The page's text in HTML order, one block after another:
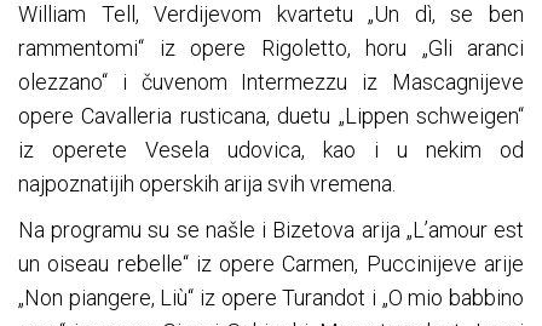
William Tell, Verdijevom kvartetu „Un dì, se ben
rammentomi“ iz opere Rigoletto, horu „Gli aranci
olezzano“ i čuvenom Intermezzu iz Mascagnijeve
opere Cavalleria rusticana, duetu „Lippen schweigen“
iz operete Vesela udovica, kao i u nekim od
najpoznatijih operskih arija svih vremena.
Na programu su se našle i Bizetova arija „L’amour est
un oiseau rebelle“ iz opere Carmen, Puccinijeve arije
„Non piangere, Liù“ iz opere Turandot i „O mio babbino